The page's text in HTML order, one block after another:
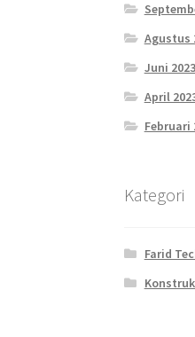
Agustus
Juni 2023
April
Februari
Kategori
Farid